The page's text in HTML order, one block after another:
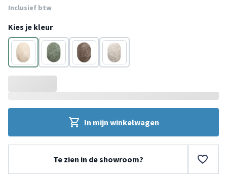
Inclusief btw
Kies je kleur
Beige Groen Taupe Crème
In mijn winkelwagen
Te zien in de showroom?